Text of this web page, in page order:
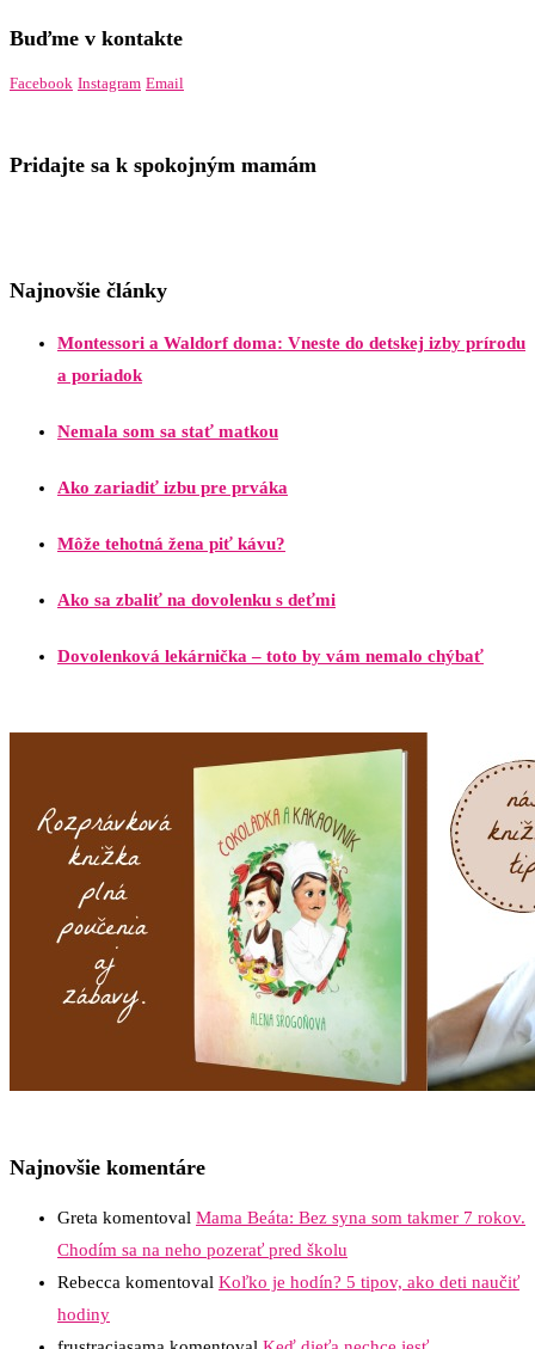
Buďme v kontakte
Facebook Instagram Email
Pridajte sa k spokojným mamám
Najnovšie články
Montessori a Waldorf doma: Vneste do detskej izby prírodu
a poriadok
Nemala som sa stať matkou
Ako zariadiť izbu pre prváka
Môže tehotná žena piť kávu?
Ako sa zbaliť na dovolenku s deťmi
Dovolenková lekárnička – toto by vám nemalo chýbať
Najnovšie komentáre
Greta komentoval Mama Beáta: Bez syna som takmer 7 rokov.
Chodím sa na neho pozerať pred školu
Rebecca komentoval Koľko je hodín? 5 tipov, ako deti naučiť
hodiny